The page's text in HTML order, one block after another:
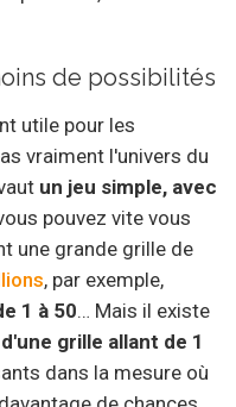
de possibilités
utile pour les
vraiment l'univers du
un jeu simple, avec
pouvez vite vous
une grande grille de
, par exemple,
1 à 50… Mais il existe
grille allant de 1
dans la mesure où